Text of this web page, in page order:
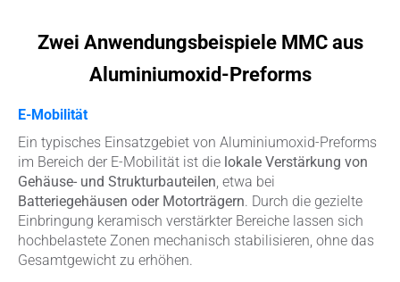
Zwei Anwendungsbeispiele MMC aus
Aluminiumoxid-Preforms
E-Mobilität
Ein typisches Einsatzgebiet von Aluminiumoxid-Preforms
im Bereich der E-Mobilität ist die lokale Verstärkung von
Gehäuse- und Strukturbauteilen, etwa bei
Batteriegehäusen oder Motorträgern. Durch die gezielte
Einbringung keramisch verstärkter Bereiche lassen sich
hochbelastete Zonen mechanisch stabilisieren, ohne das
Gesamtgewicht zu erhöhen.